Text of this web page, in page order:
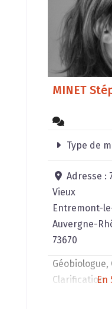
MINET
Type de
Adresse :
Vieux
Entremont-
Auvergne-
73670
Géobiologue,
Clarification
En